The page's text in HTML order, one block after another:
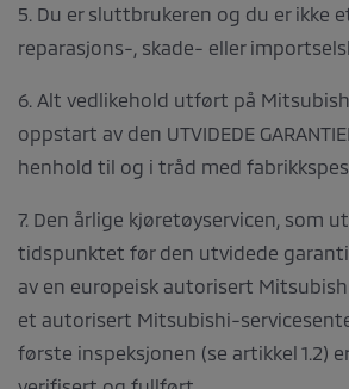
5. Du er sluttbrukeren og du er ikke
reparasjons-, skade- eller
6. Alt vedlikehold utført på
oppstart av den UTVIDEDE
henhold til og i tråd med
7. Den årlige kjøretøyservicen, som
tidspunktet før den utvidede
av en europeisk autorisert
et autorisert Mitsubishi-
første inspeksjonen (se artikkel 1.2)